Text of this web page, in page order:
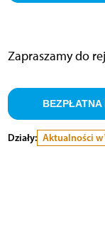
Zapraszamy do
BEZPŁATNA
Działy: Aktualności w